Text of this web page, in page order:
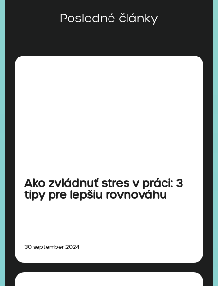
Posledné články
Ako zvládnuť stres v práci: 3
tipy pre lepšiu rovnováhu
30 september 2024